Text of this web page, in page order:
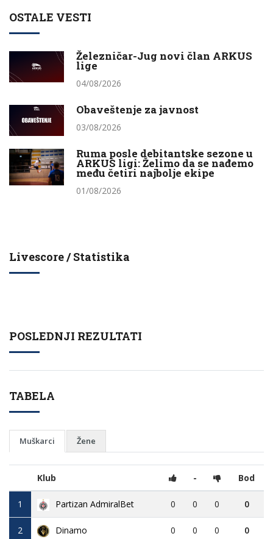
OSTALE VESTI
Železničar-Jug novi član ARKUS
lige
04/08/2026
Obaveštenje za javnost
03/08/2026
Ruma posle debitantske sezone u
ARKUS ligi: Želimo da se nađemo
među četiri najbolje ekipe
01/08/2026
Livescore / Statistika
POSLEDNJI REZULTATI
TABELA
Muškarci Žene
Klub - Bod
1 Partizan AdmiralBet 0 0 0 0
2 Dinamo 0 0 0 0